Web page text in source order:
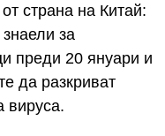
страна на Китай:
за
преди 20 януари и
да разкриват
вируса.